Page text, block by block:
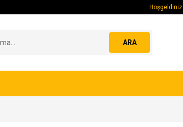
Hoşgeldiniz
ARA